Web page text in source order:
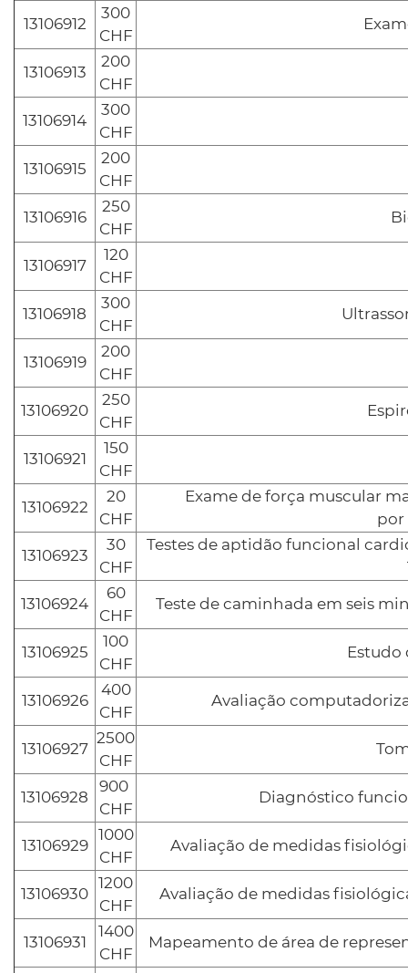
13106912
300
CHF
13106913
200
CHF
13106914
300
CHF
13106915
200
CHF
13106916
250
CHF
13106917
120
CHF
13106918
300
CHF
13106919
200
CHF
13106920
250
CHF
13106921
150
CHF
13106922
20
CHF
Exame de força muscular
por
13106923
30
CHF
Testes de aptidão funcional
13106924
60
CHF
Teste de caminhada em seis
13106925
100
CHF
13106926
400
CHF
Avaliação
13106927
2500
CHF
13106928
900
CHF
Diagnóstico
13106929
1000
CHF
Avaliação de medidas
13106930
1200
CHF
Avaliação de medidas
13106931
1400
CHF
Mapeamento de área de